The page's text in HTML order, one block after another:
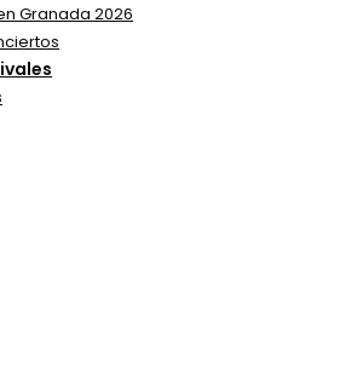
Granada 2026